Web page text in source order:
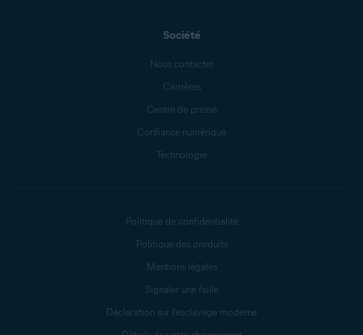
Société
Nous contacter
Carrières
Centre de presse
Confiance numérique
Technologie
Politique de confidentialité
Politique des produits
Mentions légales
Signaler une faille
Déclaration sur l’esclavage moderne